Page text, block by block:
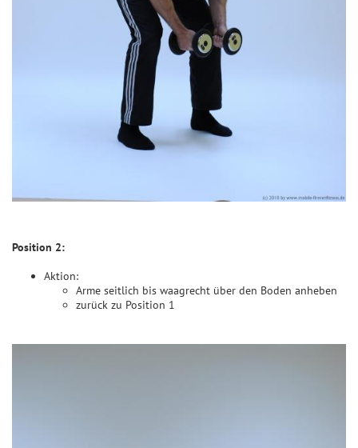
Position 2:
Aktion:
Arme seitlich bis waagrecht über den Boden anheben
zurück zu Position 1